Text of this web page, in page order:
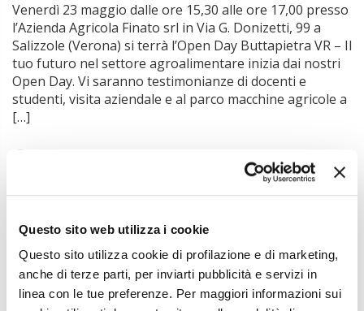
Questo sito web utilizza i cookie
Questo sito utilizza cookie di profilazione e di marketing,
anche di terze parti, per inviarti pubblicità e servizi in
linea con le tue preferenze. Per maggiori informazioni sui
Venerdì 23 maggio dalle ore 15,30 alle ore 17,00 presso
l’Azienda Agricola Finato srl in Via G. Donizetti, 99 a
Salizzole (Verona) si terrà l’Open Day Buttapietra VR – Il
tuo futuro nel settore agroalimentare inizia dai nostri
Open Day. Vi saranno testimonianze di docenti e
studenti, visita aziendale e al parco macchine agricole a
[…]
Giornata Molini a Porte Aperte, iniziativa ideata da
(Federprima/Confindustria) per far conoscere più da
vicino il processo molitorio, rimasto sostanzialmente
fedele alla tradizione ma che si avvale oggi di tecnologie